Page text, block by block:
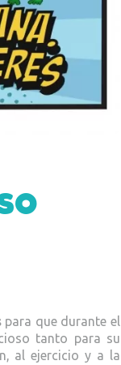
para que durante el
tanto para su
al ejercicio y a la